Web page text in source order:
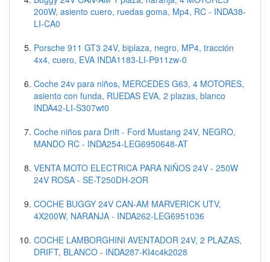
200W, asiento cuero, ruedas goma, Mp4, RC - INDA38-
LI-CA0
Porsche 911 GT3 24V, biplaza, negro, MP4, tracción
4x4, cuero, EVA INDA1183-LI-P911zw-0
Coche 24v para niños, MERCEDES G63, 4 MOTORES,
asiento con funda, RUEDAS EVA, 2 plazas, blanco
INDA42-LI-S307wt0
Coche niños para Drift - Ford Mustang 24V, NEGRO,
MANDO RC - INDA254-LEG6950648-AT
VENTA MOTO ELECTRICA PARA NIÑOS 24V - 250W
24V ROSA - SE-T250DH-2OR
COCHE BUGGY 24V CAN-AM MARVERICK UTV,
4X200W, NARANJA - INDA262-LEG6951036
COCHE LAMBORGHINI AVENTADOR 24V, 2 PLAZAS,
DRIFT, BLANCO - INDA287-KI4c4k2028